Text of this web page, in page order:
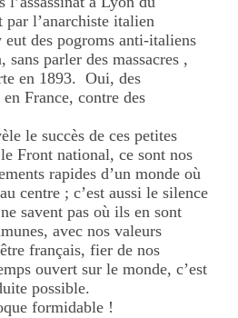
par l’anarchiste italien
des pogroms anti-italiens
sans parler des massacres ,
en 1893. Oui, des
France, contre des
le succès de ces petites
Front national, ce sont nos
rapides d’un monde où
centre ; c’est aussi le silence
savent pas où ils en sont
avec nos valeurs
français, fier de nos
ouvert sur le monde, c’est
possible.
formidable !